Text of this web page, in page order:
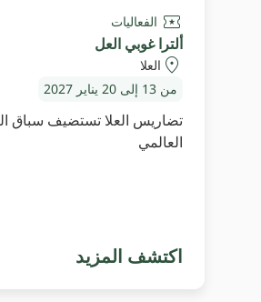
الفعاليات
ألترا غوبي العل
العلا
من 13 إلى 20 يناير 2027
تضاريس العلا تستضيف سباق
العالمي
اكتشف المزيد